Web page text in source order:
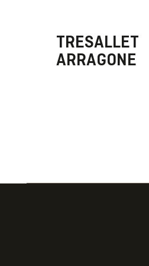
TRESALLET
ARRAGONE